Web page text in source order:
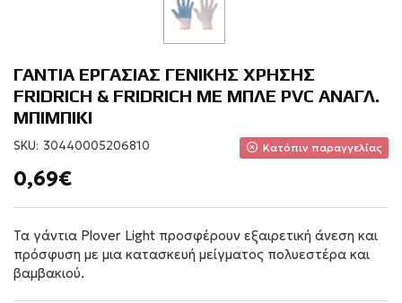
ΓΑΝΤΙΑ ΕΡΓΑΣΙΑΣ ΓΕΝΙΚΗΣ ΧΡΗΣΗΣ
FRIDRICH & FRIDRICH ΜΕ ΜΠΛΕ PVC ΑΝΑΓΛ.
ΜΠΙΜΠΙΚΙ
SKU: 30440005206810 Κατόπιν παραγγελίας
0,69€
Τα γάντια Plover Light προσφέρουν εξαιρετική άνεση και
πρόσφυση με μια κατασκευή μείγματος πολυεστέρα και
βαμβακιού.